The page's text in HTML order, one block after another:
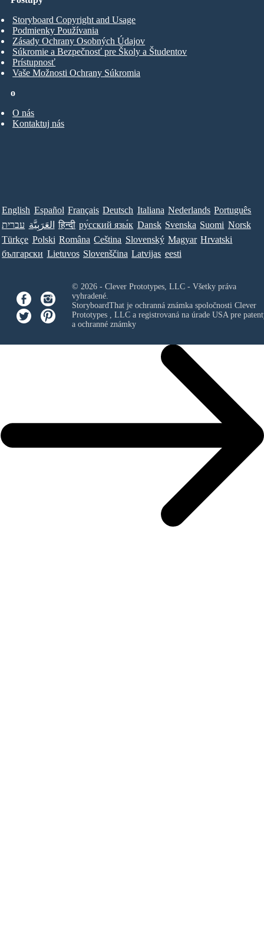
o
O nás
Kontaktuj nás
Storyboard Copyright and Usage
Podmienky Používania
Zásady Ochrany Osobných Údajov
Súkromie a Bezpečnosť pre Školy a Študentov
Prístupnosť
Vaše Možnosti Ochrany Súkromia
English Español Français Deutsch Italiana Nederlands Português
עברית العَرَبِيَّة हिन्दी ру́сский язы́к Dansk Svenska Suomi Norsk
Türkçe Polski Româna Ceština Slovenský Magyar Hrvatski
български Lietuvos Slovenščina Latvijas eesti
© 2026 - Clever Prototypes, LLC - Všetky práva
vyhradené.
StoryboardThat je ochranná známka spoločnosti Clever
Prototypes , LLCa registrovaná na úrade USA pre
a ochranné známky